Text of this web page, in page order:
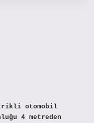
otomobil
4 metreden